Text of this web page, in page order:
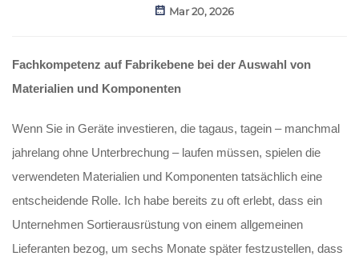
Mar 20, 2026
Fachkompetenz auf Fabrikebene bei der Auswahl von
Materialien und Komponenten
Wenn Sie in Geräte investieren, die tagaus, tagein – manchmal
jahrelang ohne Unterbrechung – laufen müssen, spielen die
verwendeten Materialien und Komponenten tatsächlich eine
entscheidende Rolle. Ich habe bereits zu oft erlebt, dass ein
Unternehmen Sortierausrüstung von einem allgemeinen
Lieferanten bezog, um sechs Monate später festzustellen, dass